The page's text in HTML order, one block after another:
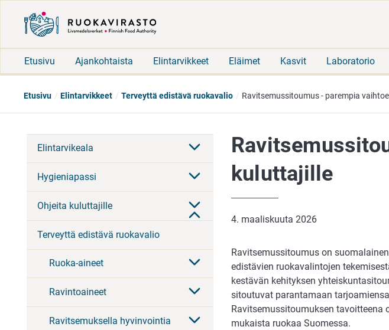
Etusivu Ajankohtaista Elintarvikkeet Eläimet Kasvit Laboratorio
Etusivu Elintarvikkeet Terveyttä edistävä ruokavalio Ravitsemussitoumus - parempia
Elintarvikeala
Hygieniapassi
Ohjeita kuluttajille
Terveyttä edistävä ruokavalio
Ruoka-aineet
Ravintoaineet
Ravitsemuksella hyvinvointia
kuluttajille
4. maaliskuuta 2026
Ravitsemussitoumus on
edistävien ruokavalintojen
kestävän kehityksen
sitoutuvat parantamaan
Ravitsemussitoumuksen tavoitteena
mukaista ruokaa Suomessa.